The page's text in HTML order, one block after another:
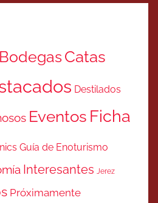
BodegasCatas
Destilados
Eventos Ficha
Guía de Enoturismo
Interesantes Jerez
Próximamente